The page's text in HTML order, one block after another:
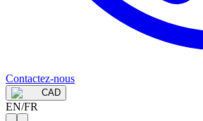
Contactez-nous
CAD
EN/FR